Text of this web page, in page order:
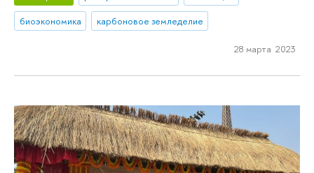
биоэкономика
карбоновое земледелие
28 марта 2023